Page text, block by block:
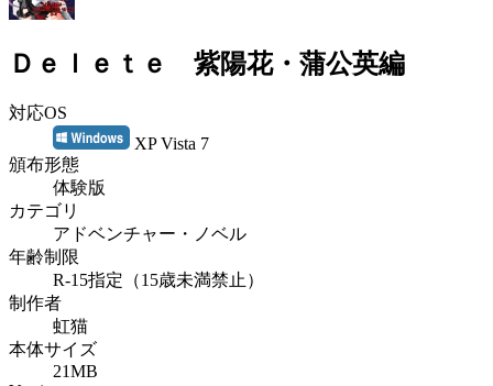
Ｄｅｌｅｔｅ 紫陽花・蒲公英編
対応OS
XP Vista 7
頒布形態
体験版
カテゴリ
アドベンチャー・ノベル
年齢制限
R-15指定（15歳未満禁止）
制作者
虹猫
本体サイズ
21MB